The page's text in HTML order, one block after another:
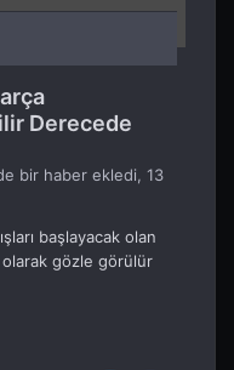
Derecede
bir haber ekledi, 13
başlayacak olan
olarak gözle görülür